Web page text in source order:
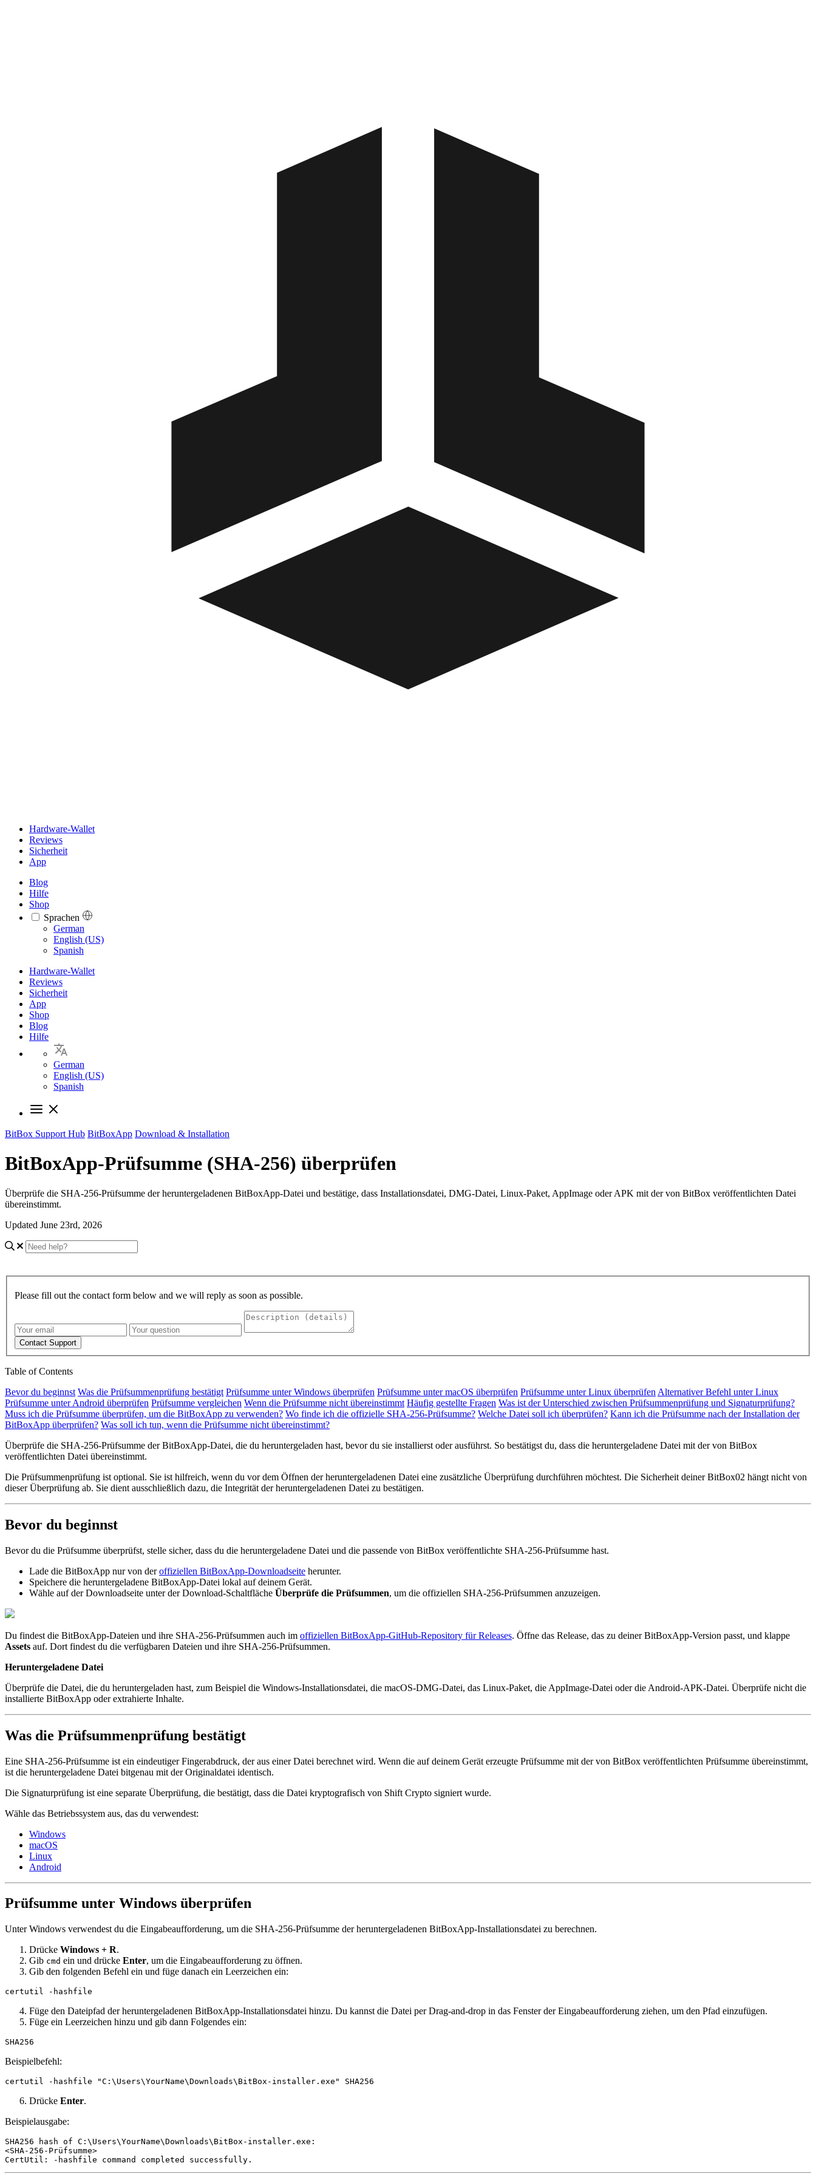
Hardware-Wallet
Reviews
Sicherheit
App
Blog
Hilfe
Shop
Sprachen
Languages
German
English (US)
Spanish
Hardware-Wallet
Reviews
Sicherheit
App
Shop
Blog
Hilfe
German
English (US)
Spanish
BitBox Support Hub BitBoxApp Download & Installation
BitBoxApp-Prüfsumme (SHA-256) überprüfen
Überprüfe die SHA-256-Prüfsumme der heruntergeladenen BitBoxApp-Datei und bestätige, dass Installationsdatei, DMG-Datei, Linux-Paket, AppImage oder APK mit der von BitBox veröffentlichten Datei
übereinstimmt.
Updated June 23rd, 2026
Please fill out the contact form below and we will reply as soon as possible.
Contact Support
Table of Contents
Bevor du beginnst Was die Prüfsummenprüfung bestätigt Prüfsumme unter Windows überprüfen Prüfsumme unter macOS überprüfen Prüfsumme unter Linux überprüfen Alternativer Befehl unter Linux
Prüfsumme unter Android überprüfen Prüfsumme vergleichen Wenn die Prüfsumme nicht übereinstimmt Häufig gestellte Fragen Was ist der Unterschied zwischen Prüfsummenprüfung und Signaturprüfung?
Muss ich die Prüfsumme überprüfen, um die BitBoxApp zu verwenden? Wo finde ich die offizielle SHA-256-Prüfsumme? Welche Datei soll ich überprüfen? Kann ich die Prüfsumme nach der Installation der
BitBoxApp überprüfen? Was soll ich tun, wenn die Prüfsumme nicht übereinstimmt?
Überprüfe die SHA-256-Prüfsumme der BitBoxApp-Datei, die du heruntergeladen hast, bevor du sie installierst oder ausführst. So bestätigst du, dass die heruntergeladene Datei mit der von BitBox
veröffentlichten Datei übereinstimmt.
Die Prüfsummenprüfung ist optional. Sie ist hilfreich, wenn du vor dem Öffnen der heruntergeladenen Datei eine zusätzliche Überprüfung durchführen möchtest. Die Sicherheit deiner BitBox02 hängt nicht von
dieser Überprüfung ab. Sie dient ausschließlich dazu, die Integrität der heruntergeladenen Datei zu bestätigen.
Bevor du beginnst
Bevor du die Prüfsumme überprüfst, stelle sicher, dass du die heruntergeladene Datei und die passende von BitBox veröffentlichte SHA-256-Prüfsumme hast.
Lade die BitBoxApp nur von deroffiziellen BitBoxApp-Downloadseite herunter.
Speichere die heruntergeladene BitBoxApp-Datei lokal auf deinem Gerät.
Wähle auf der Downloadseite unter der Download-Schaltfläche Überprüfe die Prüfsummen, um die offiziellen SHA-256-Prüfsummen anzuzeigen.
Du findest die BitBoxApp-Dateien und ihre SHA-256-Prüfsummen auch im offiziellen BitBoxApp-GitHub-Repository für Releases. Öffne das Release, das zu deiner BitBoxApp-Version passt, und klappe
Assets auf. Dort findest du die verfügbaren Dateien und ihre SHA-256-Prüfsummen.
Heruntergeladene Datei
Überprüfe die Datei, die du heruntergeladen hast, zum Beispiel die Windows-Installationsdatei, die macOS-DMG-Datei, das Linux-Paket, die AppImage-Datei oder die Android-APK-Datei. Überprüfe nicht die
installierte BitBoxApp oder extrahierte Inhalte.
Was die Prüfsummenprüfung bestätigt
Eine SHA-256-Prüfsumme ist ein eindeutiger Fingerabdruck, der aus einer Datei berechnet wird. Wenn die auf deinem Gerät erzeugte Prüfsumme mit der von BitBox veröffentlichten Prüfsumme übereinstimmt,
ist die heruntergeladene Datei bitgenau mit der Originaldatei identisch.
Die Signaturprüfung ist eine separate Überprüfung, die bestätigt, dass die Datei kryptografisch von Shift Crypto signiert wurde.
Wähle das Betriebssystem aus, das du verwendest:
Windows
macOS
Linux
Android
Prüfsumme unter Windows überprüfen
Unter Windows verwendest du die Eingabeaufforderung, um die SHA-256-Prüfsumme der heruntergeladenen BitBoxApp-Installationsdatei zu berechnen.
Drücke Windows + R.
Gib cmd ein und drücke Enter, um die Eingabeaufforderung zu öffnen.
Gib den folgenden Befehl ein und füge danach ein Leerzeichen ein:
certutil -hashfile
Füge den Dateipfad der heruntergeladenen BitBoxApp-Installationsdatei hinzu. Du kannst die Datei per Drag-and-drop in das Fenster der Eingabeaufforderung ziehen, um den Pfad einzufügen.
Füge ein Leerzeichen hinzu und gib dann Folgendes ein:
SHA256
Beispielbefehl:
certutil -hashfile "C:\Users\YourName\Downloads\BitBox-installer.exe" SHA256
Drücke Enter.
Beispielausgabe:
SHA256 hash of C:\Users\YourName\Downloads\BitBox-installer.exe:
<SHA-256-Prüfsumme>
CertUtil: -hashfile command completed successfully.